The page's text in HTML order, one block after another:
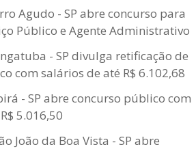
Agudo - SP abre concurso para
Público e Agente Administrativo
- SP divulga retificação de
com salários de até R$ 6.102,68
- SP abre concurso público com
5.016,50
João da Boa Vista - SP abre